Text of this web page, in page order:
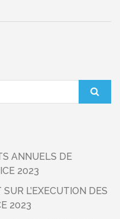
ANNUELS DE
2023
L’EXECUTION DES
2023